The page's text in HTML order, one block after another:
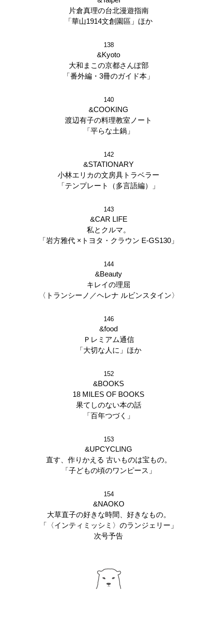
片倉真理の台北漫遊指南
「華山1914文創園區」ほか
138
&Kyoto
大和まこの京都さんぽ部
「番外編・3冊のガイド本」
140
&COOKING
渡辺有子の料理教室ノート
「平らな土鍋」
142
&STATIONARY
小林エリカの文房具トラベラー
「テンプレート（多言語編）」
143
&CAR LIFE
私とクルマ。
「岩方雅代 ×トヨタ・クラウン E-GS130」
144
&Beauty
キレイの理屈
〈トランシーノ／ヘレナ ルビンスタイン〉
146
&food
Ｐレミアム通信
「大切な人に」ほか
152
&BOOKS
18 MILES OF BOOKS
果てしのない本の話
「百年つづく」
153
&UPCYCLING
直す、作りかえる 古いものは宝もの。
「子どもの頃のワンピース」
154
&NAOKO
大草直子の好きな時間、好きなもの。
「〈インティミッシミ〉のランジェリー」
次号予告